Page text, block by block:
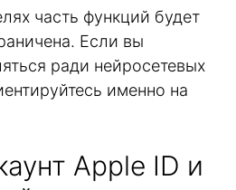
часть функций будет
Если вы
ради нейросетевых
именно на
Apple ID и